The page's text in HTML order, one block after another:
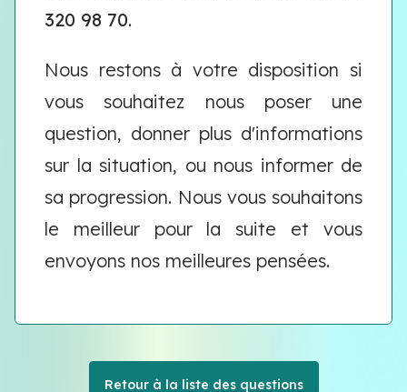
320 98 70.
Nous restons à votre disposition si
vous souhaitez nous poser une
question, donner plus d'informations
sur la situation, ou nous informer de
sa progression. Nous vous souhaitons
le meilleur pour la suite et vous
envoyons nos meilleures pensées.
Retour à la liste des questions